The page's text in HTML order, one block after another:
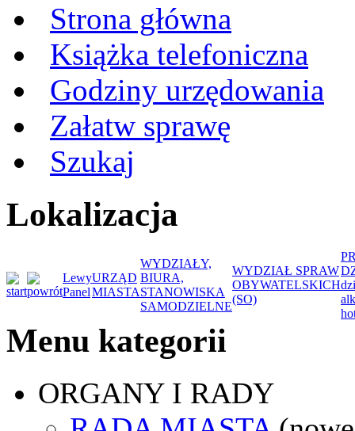
Strona główna
Książka telefoniczna
Godziny urzędowania
Załatw sprawę
Szukaj
Lokalizacja
Lewy
Panel
URZĄD
MIASTA
WYDZIAŁY,
BIURA,
STANOWISKA
SAMODZIELNE
WYDZIAŁ SPRAW
OBYWATELSKICH
(SO)
Menu kategorii
ORGANY I RADY